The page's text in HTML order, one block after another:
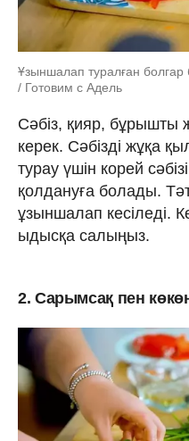
Ұзыншалап туралған
/ Готовим с Адель
Сәбіз, қияр, бұрышты
керек. Сәбізді жұқа
турау үшін корей
қолдануға болады.
ұзыншалап кесіледі.
ыдысқа салыңыз.
2. Сарымсақ пен